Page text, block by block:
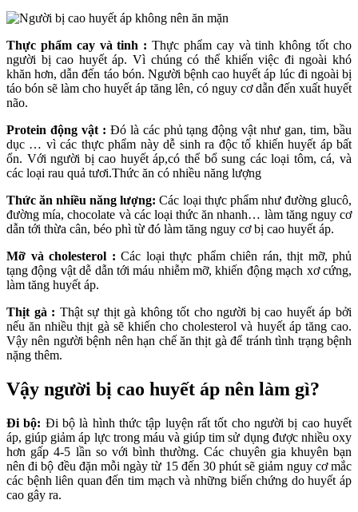
Thực phẩm cay và tinh : Thực phẩm cay và tinh không tốt cho
người bị cao huyết áp. Vì chúng có thể khiến việc đi ngoài khó
khăn hơn, dẫn đến táo bón. Người bệnh cao huyết áp lúc đi ngoài bị
táo bón sẽ làm cho huyết áp tăng lên, có nguy cơ dẫn đến xuất huyết
não.
Protein động vật : Đó là các phủ tạng động vật như gan, tim, bầu
dục … vì các thực phẩm này dễ sinh ra độc tố khiến huyết áp bất
ổn. Với người bị cao huyết áp,có thể bổ sung các loại tôm, cá, và
các loại rau quả tươi.Thức ăn có nhiều năng lượng
Thức ăn nhiều năng lượng: Các loại thực phẩm như đường glucô,
đường mía, chocolate và các loại thức ăn nhanh… làm tăng nguy cơ
dẫn tới thừa cân, béo phì từ đó làm tăng nguy cơ bị cao huyết áp.
Mỡ và cholesterol : Các loại thực phẩm chiên rán, thịt mỡ, phủ
tạng động vật dễ dẫn tới máu nhiễm mỡ, khiến động mạch xơ cứng,
làm tăng huyết áp.
Thịt gà : Thật sự thịt gà không tốt cho người bị cao huyết áp bởi
nếu ăn nhiều thịt gà sẽ khiến cho cholesterol và huyết áp tăng cao.
Vậy nên người bệnh nên hạn chế ăn thịt gà để tránh tình trạng bệnh
nặng thêm.
Vậy người bị cao huyết áp nên làm gì?
Đi bộ: Đi bộ là hình thức tập luyện rất tốt cho người bị cao huyết
áp, giúp giảm áp lực trong máu và giúp tim sử dụng được nhiều oxy
hơn gấp 4-5 lần so với bình thường. Các chuyên gia khuyên bạn
nên đi bộ đều đặn mỗi ngày từ 15 đến 30 phút sẽ giảm nguy cơ mắc
các bệnh liên quan đến tim mạch và những biến chứng do huyết áp
cao gây ra.